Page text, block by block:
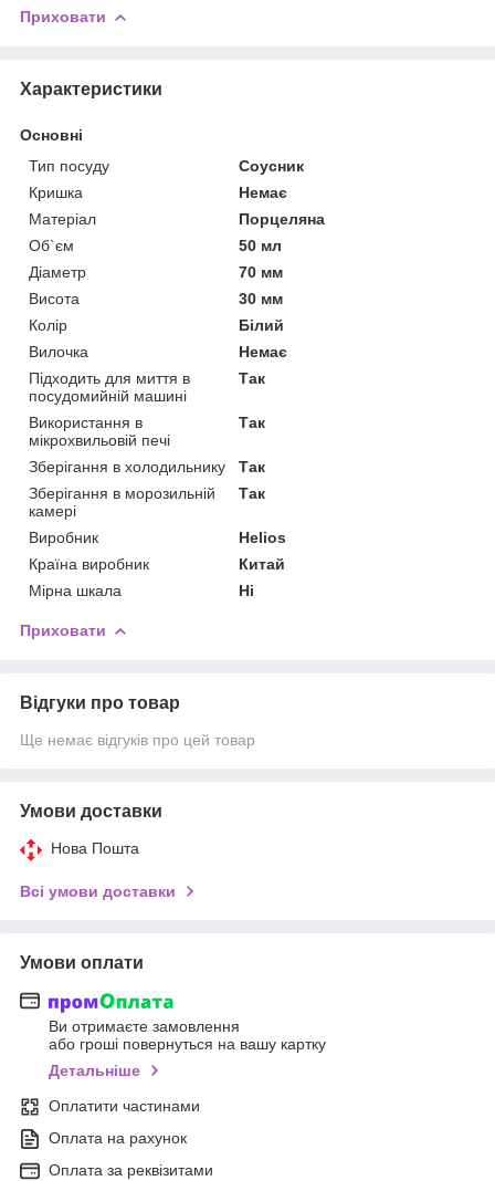
Приховати
Характеристики
Основні
Тип посуду
Соусник
Кришка
Немає
Матеріал
Порцеляна
Об`єм
50 мл
Діаметр
70 мм
Висота
30 мм
Колір
Білий
Вилочка
Немає
Підходить для миття в
посудомийній машині
Так
Використання в
мікрохвильовій печі
Так
Зберігання в холодильнику
Так
Зберігання в морозильній
камері
Так
Виробник
Helios
Країна виробник
Китай
Мірна шкала
Ні
Приховати
Відгуки про товар
Ще немає відгуків про цей товар
Умови доставки
Нова Пошта
Всі умови доставки
Умови оплати
Ви отримаєте замовлення
або гроші повернуться на вашу картку
Детальніше
Оплатити частинами
Оплата на рахунок
Оплата за реквізитами